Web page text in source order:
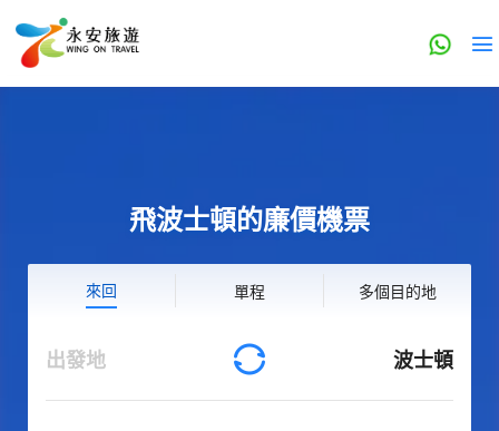
飛波士頓的廉價機票
來回 單程 多個目的地
出發地 波士頓